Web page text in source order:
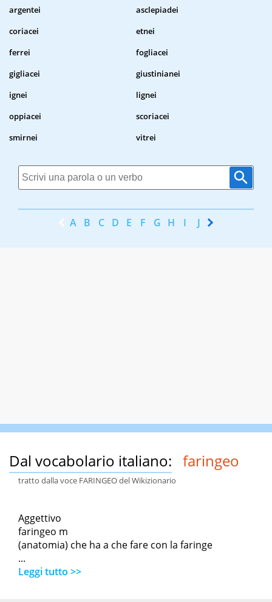
argentei
asclepiadei
coriacei
etnei
ferrei
fogliacei
gigliacei
giustinianei
ignei
lignei
oppiacei
scoriacei
smirnei
vitrei
A B C D E F G H I J K
Dal vocabolario italiano: faringeo
tratto dalla voce FARINGEO del Wikizionario
Aggettivo
faringeo m
(anatomia) che ha a che fare con la faringe
...
Leggi tutto >>